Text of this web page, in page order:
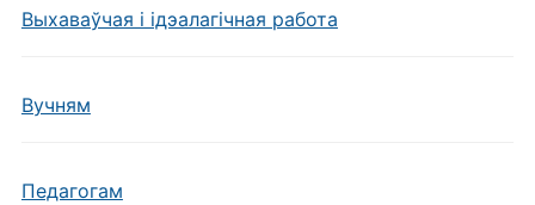
Выхаваўчая і ідэалагічная работа
Вучням
Педагогам